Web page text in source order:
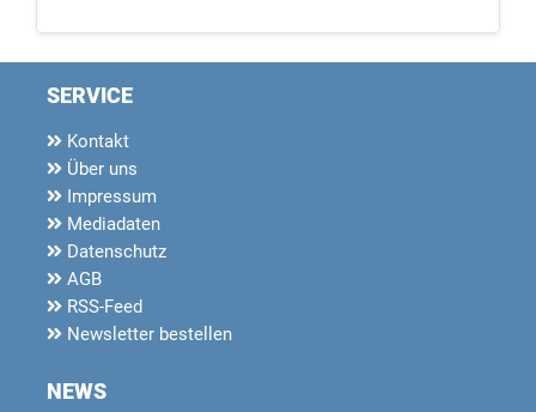
SERVICE
Kontakt
Über uns
Impressum
Mediadaten
Datenschutz
AGB
RSS-Feed
Newsletter bestellen
NEWS